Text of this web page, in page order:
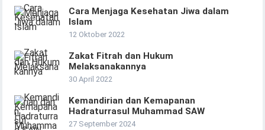
Cara Menjaga Kesehatan Jiwa dalam
Islam
12 Oktober 2022
Zakat Fitrah dan Hukum
Melaksanakannya
30 April 2022
Kemandirian dan Kemapanan
Hadraturrasul Muhammad SAW
27 September 2024